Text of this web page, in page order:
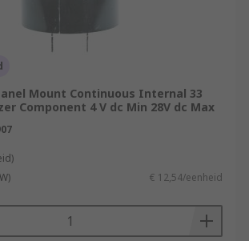
Mount Continuous Internal 33
Component 4 V dc Min 28V dc Max
€ 12,54/eenheid